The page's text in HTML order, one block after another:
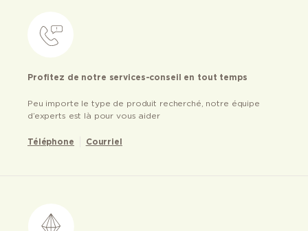
Profitez de notre services-conseil en tout temps
Peu importe le type de produit recherché, notre équipe
d’experts est là pour vous aider
Téléphone Courriel